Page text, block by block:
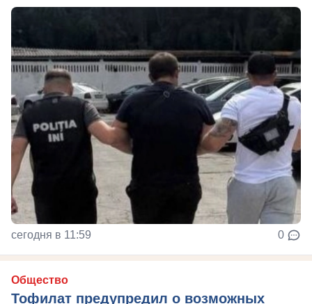
сегодня в 11:59 0
Общество
Тофилат предупредил о возможных